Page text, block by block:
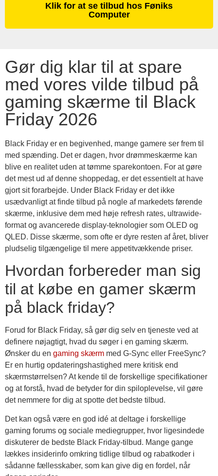
Klik for at se tilbud hos Føniks
Computer
Gør dig klar til at spare
med vores vilde tilbud på
gaming skærme til Black
Friday 2026
Black Friday er en begivenhed, mange gamere ser frem til
med spænding. Det er dagen, hvor drømmeskærme kan
blive en realitet uden at tømme sparekontoen. For at gøre
det mest ud af denne shoppedag, er det essentielt at have
gjort sit forarbejde. Under Black Friday er det ikke
usædvanligt at finde tilbud på nogle af markedets førende
skærme, inklusive dem med høje refresh rates, ultrawide-
format og avancerede display-teknologier som OLED og
QLED. Disse skærme, som ofte er dyre resten af året, bliver
pludselig tilgængelige til mere appetitvækkende priser.
Hvordan forbereder man sig
til at købe en gamer skærm
på black friday?
Forud for Black Friday, så gør dig selv en tjeneste ved at
definere nøjagtigt, hvad du søger i en gaming skærm.
Ønsker du en gaming skærm med G-Sync eller FreeSync?
Er en hurtig opdateringshastighed mere kritisk end
skærmstørrelsen? At kende til de forskellige specifikationer
og at forstå, hvad de betyder for din spiloplevelse, vil gøre
det nemmere for dig at spotte det bedste tilbud.
Det kan også være en god idé at deltage i forskellige
gaming forums og sociale mediegrupper, hvor ligesindede
diskuterer de bedste Black Friday-tilbud. Mange gange
lækkes insiderinfo omkring tidlige tilbud og rabatkoder i
sådanne fællesskaber, som kan give dig en fordel, når